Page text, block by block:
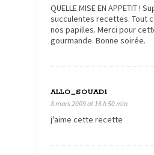
QUELLE MISE EN APPETIT !
succulentes recettes. Tout
nos papilles. Merci pour
gourmande. Bonne soirée.
ALLO_SOUAD1
8 mars 2009 at 16 h 50 min
j'aime cette recette